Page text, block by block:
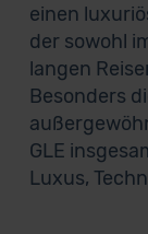
einen
der sowohl
langen
Besonders
GLE
Luxus,